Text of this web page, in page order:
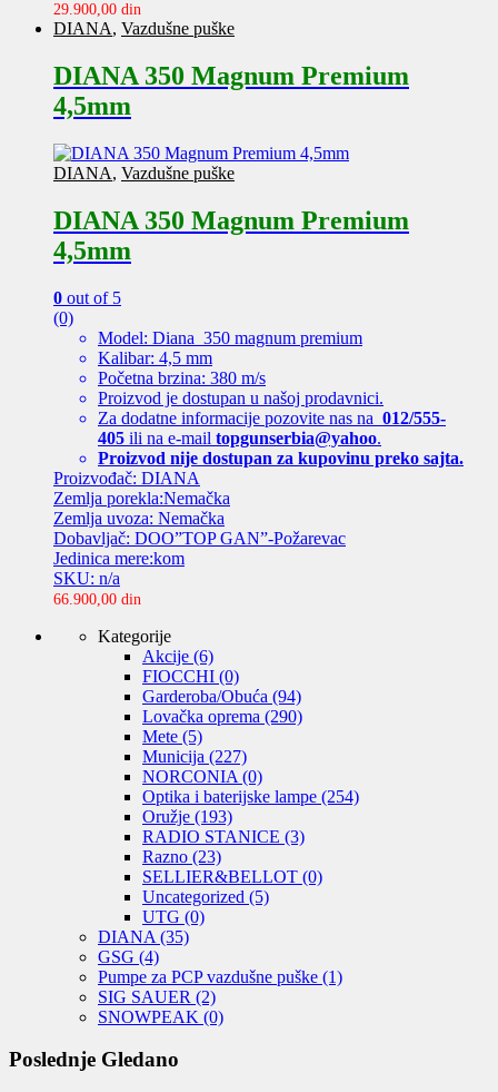
29.900,00 din
DIANA, Vazdušne puške
DIANA 350 Magnum Premium
4,5mm
DIANA, Vazdušne puške
DIANA 350 Magnum Premium
4,5mm
0 out of 5
(0)
Model: Diana 350 magnum premium
Kalibar: 4,5 mm
Početna brzina: 380 m/s
Proizvod je dostupan u našoj prodavnici.
Za dodatne informacije pozovite nas na 012/555-
405 ili na e-mail topgunserbia@yahoo.
Proizvod nije dostupan za kupovinu preko sajta.
Proizvođač: DIANA
Zemlja porekla:Nemačka
Zemlja uvoza: Nemačka
Dobavljač: DOO”TOP GAN”-Požarevac
Jedinica mere:kom
SKU: n/a
66.900,00 din
Kategorije
Akcije (6)
FIOCCHI (0)
Garderoba/Obuća (94)
Lovačka oprema (290)
Mete (5)
Municija (227)
NORCONIA (0)
Optika i baterijske lampe (254)
Oružje (193)
RADIO STANICE (3)
Razno (23)
SELLIER&BELLOT (0)
Uncategorized (5)
UTG (0)
DIANA (35)
GSG (4)
Pumpe za PCP vazdušne puške (1)
SIG SAUER (2)
SNOWPEAK (0)
Poslednje Gledano